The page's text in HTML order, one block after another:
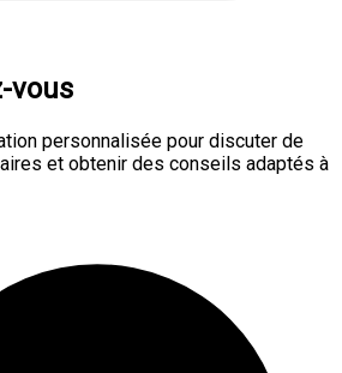
vous
personnalisée pour discuter de
et obtenir des conseils adaptés à